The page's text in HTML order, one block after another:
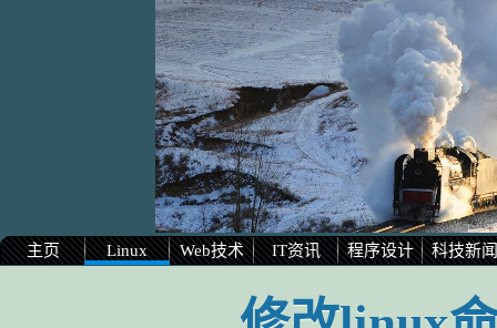
主页 Linux Web技术 IT资讯 程序设计 科技新闻